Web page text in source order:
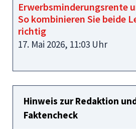
Erwerbsminderungsrente
So kombinieren Sie beide
richtig
17. Mai 2026, 11:03 Uhr
Hinweis zur Redaktion
Faktencheck